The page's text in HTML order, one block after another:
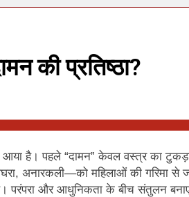
के बाबा बंदा सिंह बहादुर की स्मृति में
PoK में 9 आतंकी ठिकानों पर भारत ने की
नई दिल्ली द्वारा ‘पुस्तक लोकार्पण, काव्य
की प्रतिष्ठा?
है। पहले “दामन” केवल वस्त्र का टुकड़ा
अनारकली—को महिलाओं की गरिमा से
परंपरा और आधुनिकता के बीच संतुलन